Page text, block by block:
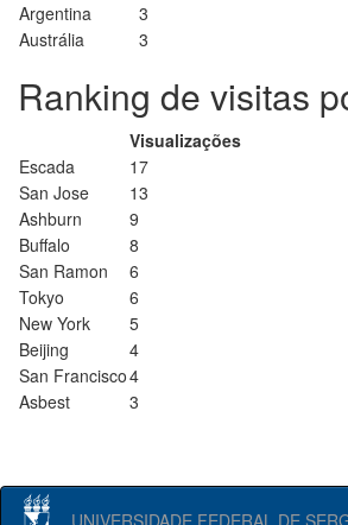
Argentina
3
Austrália
3
Ranking de visitas
Visualizações
Escada
17
San Jose
13
Ashburn
9
Buffalo
8
San Ramon
6
Tokyo
6
New York
5
Beijing
4
San Francisco4
Asbest
3
UNIVERSIDADE FEDERAL DE